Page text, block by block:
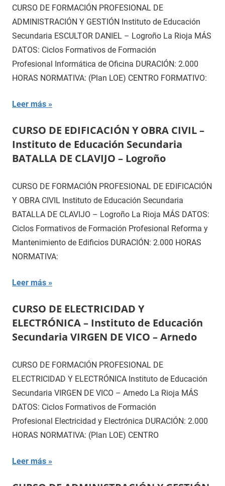
CURSO DE FORMACIÓN PROFESIONAL DE
ADMINISTRACIÓN Y GESTIÓN Instituto de Educación
Secundaria ESCULTOR DANIEL – Logroño La Rioja MÁS
DATOS: Ciclos Formativos de Formación
Profesional Informática de Oficina DURACIÓN: 2.000
HORAS NORMATIVA: (Plan LOE) CENTRO FORMATIVO:
Leer más
CURSO DE EDIFICACIÓN Y OBRA CIVIL –
Instituto de Educación Secundaria
BATALLA DE CLAVIJO – Logroño
CURSO DE FORMACIÓN PROFESIONAL DE EDIFICACIÓN
Y OBRA CIVIL Instituto de Educación Secundaria
BATALLA DE CLAVIJO – Logroño La Rioja MÁS DATOS:
Ciclos Formativos de Formación Profesional Reforma y
Mantenimiento de Edificios DURACIÓN: 2.000 HORAS
NORMATIVA:
Leer más
CURSO DE ELECTRICIDAD Y
ELECTRÓNICA – Instituto de Educación
Secundaria VIRGEN DE VICO – Arnedo
CURSO DE FORMACIÓN PROFESIONAL DE
ELECTRICIDAD Y ELECTRÓNICA Instituto de Educación
Secundaria VIRGEN DE VICO – Arnedo La Rioja MÁS
DATOS: Ciclos Formativos de Formación
Profesional Electricidad y Electrónica DURACIÓN: 2.000
HORAS NORMATIVA: (Plan LOE) CENTRO
Leer más